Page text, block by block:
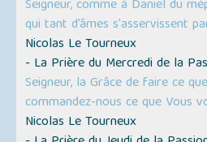
Seigneur, comme à Daniel du
qui tant d’âmes s'asservissent
Nicolas Le Tourneux
- La Prière du Mercredi de la
Seigneur, la Grâce de faire ce
commandez-nous ce que Vous
Nicolas Le Tourneux